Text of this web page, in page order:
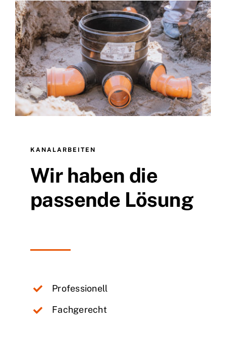
KANALARBEITEN
Wir haben die
passende Lösung
Professionell
Fachgerecht